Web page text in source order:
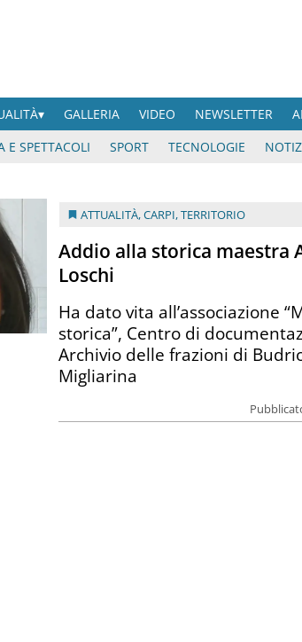
GALLERIA VIDEO NEWSLETTER
E SPETTACOLI SPORT TECNOLOGIE
ATTUALITÀ,CARPI,TERRITORIO
Addio alla storica maestra
Loschi
Ha dato vita all’associazione
storica”, Centro di
Archivio delle frazioni di
Migliarina